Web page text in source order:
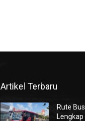
Artikel Terbaru
Rute
Lengkap